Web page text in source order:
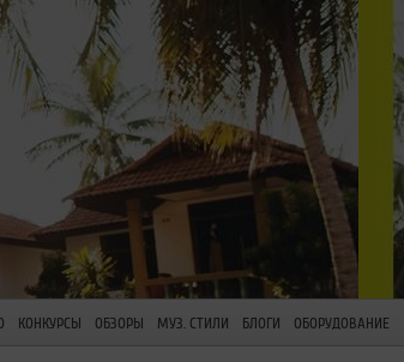
КОНКУРСЫ ОБЗОРЫ МУЗ. СТИЛИ БЛОГИ ОБОРУДОВАНИЕ